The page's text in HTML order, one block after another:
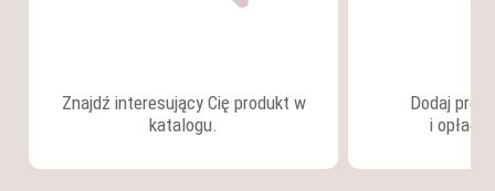
Znajdź interesujący Cię produkt w
katalogu.
Dodaj
i opłać